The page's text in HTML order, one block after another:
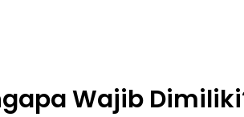
Wajib